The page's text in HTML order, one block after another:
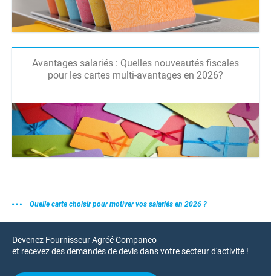
Avantages salariés : Quelles nouveautés fiscales
pour les cartes multi-avantages en 2026?
Quelle carte choisir pour motiver vos salariés en 2026 ?
Devenez Fournisseur Agréé Companeo
et recevez des demandes de devis dans votre secteur d'activité !